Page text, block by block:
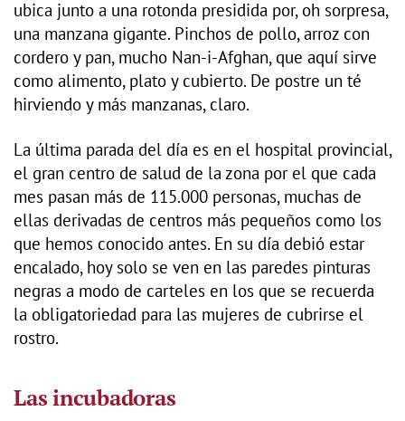
ubica junto a una rotonda presidida por, oh sorpresa,
una manzana gigante. Pinchos de pollo, arroz con
cordero y pan, mucho Nan-i-Afghan, que aquí sirve
como alimento, plato y cubierto. De postre un té
hirviendo y más manzanas, claro.
La última parada del día es en el hospital provincial,
el gran centro de salud de la zona por el que cada
mes pasan más de 115.000 personas, muchas de
ellas derivadas de centros más pequeños como los
que hemos conocido antes. En su día debió estar
encalado, hoy solo se ven en las paredes pinturas
negras a modo de carteles en los que se recuerda
la obligatoriedad para las mujeres de cubrirse el
rostro.
Las incubadoras